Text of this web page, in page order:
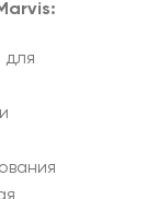
для